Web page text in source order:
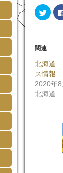
ク
リ
て
有
(新
し
い
ウ
ィ
関連
北海道
ス情報
2020年8
北海道